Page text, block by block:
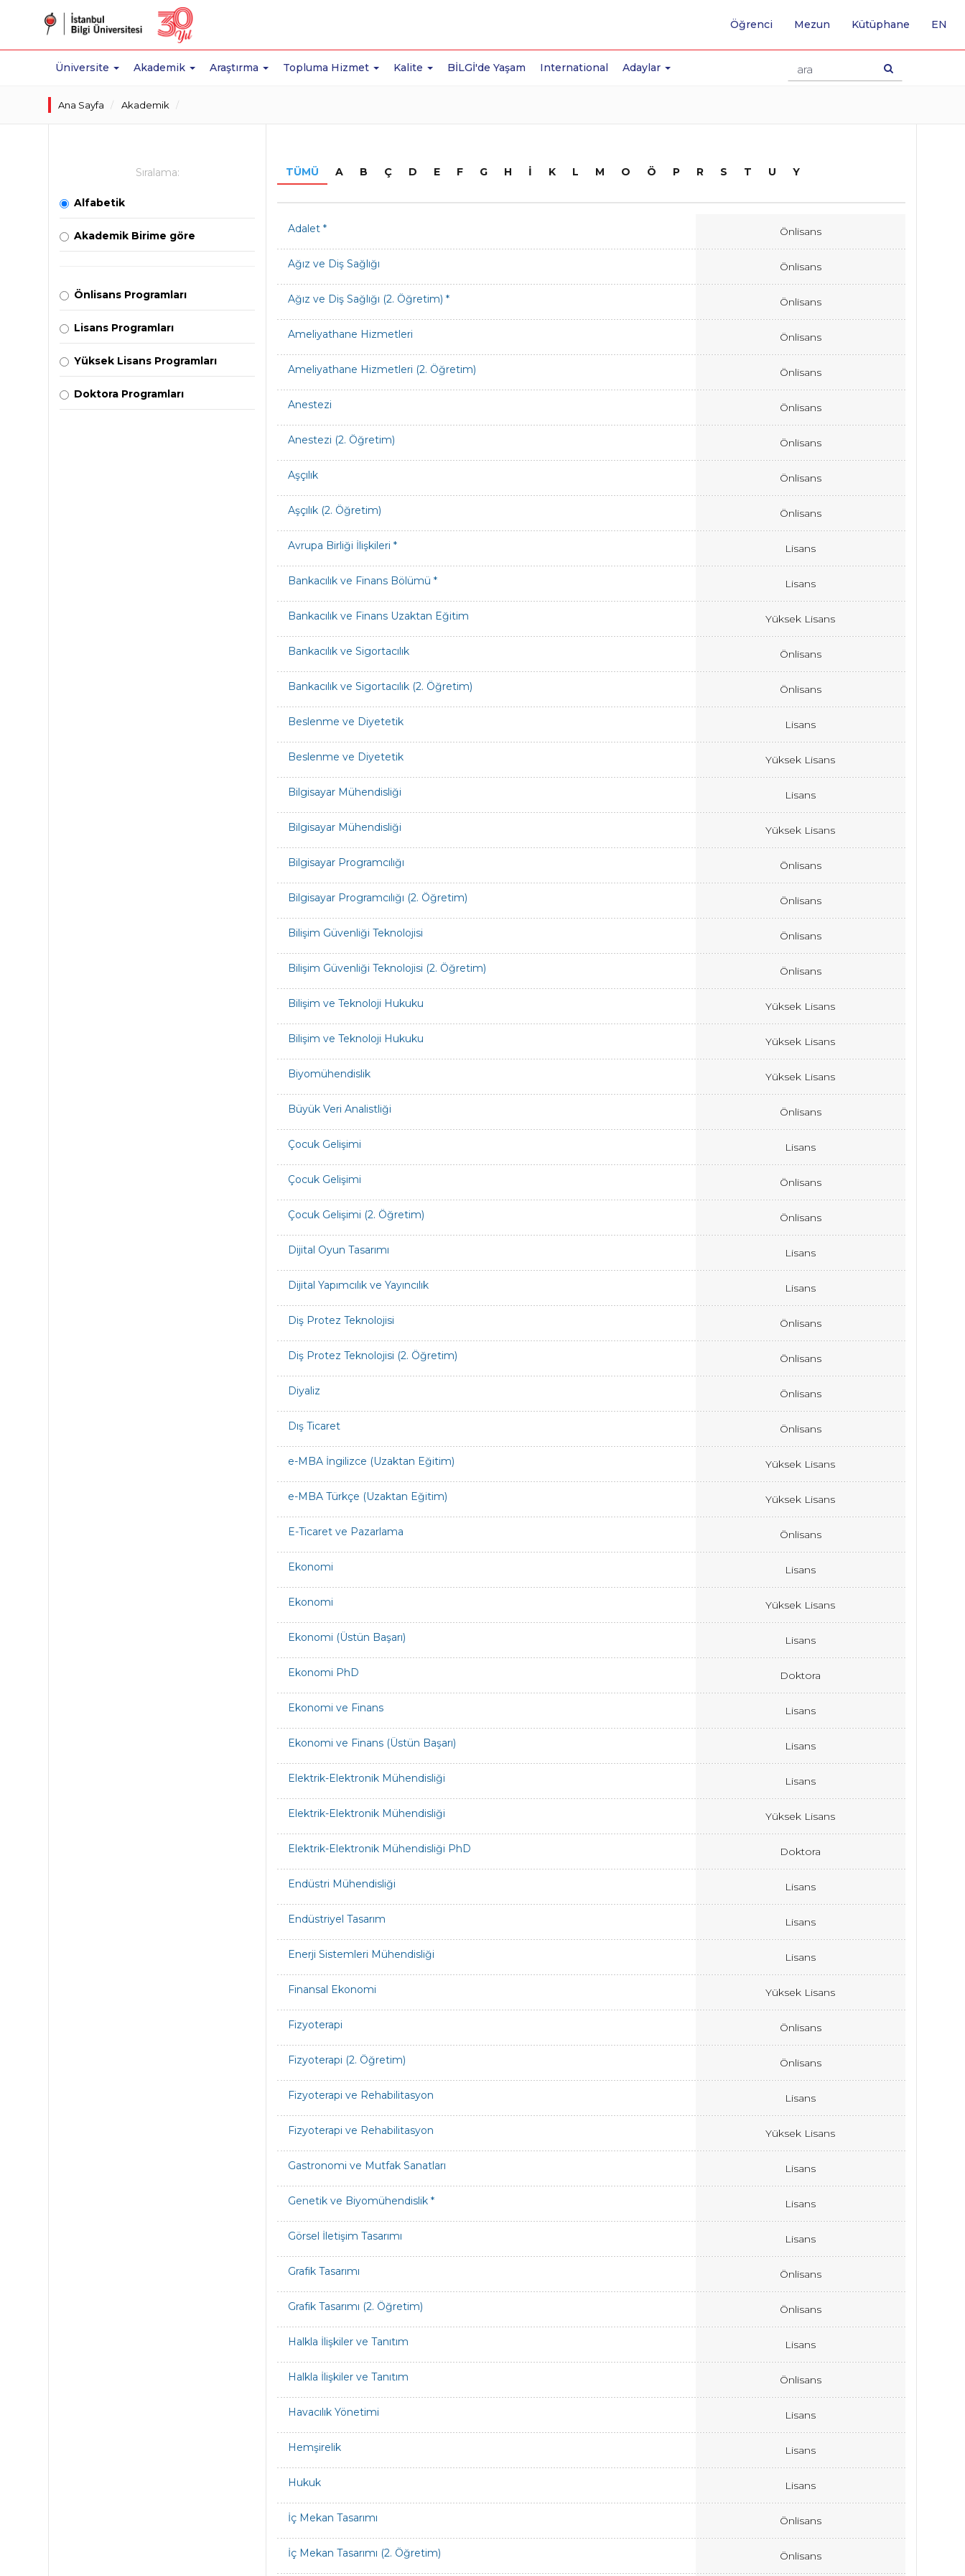
Üniversite Akademik Araştırma Topluma Hizmet Kalite BİLGİ'de Yaşam International Adaylar
Öğrenci Mezun Kütüphane EN
Ana Sayfa Akademik
Sıralama:
Alfabetik
Akademik Birime göre
Önlisans Programları
Lisans Programları
Yüksek Lisans Programları
Doktora Programları
TÜMÜ A B Ç D E F G H İ K L M O Ö P R S T U Y
Adalet * Önlisans
Ağız ve Diş Sağlığı Önlisans
Ağız ve Diş Sağlığı (2. Öğretim) * Önlisans
Ameliyathane Hizmetleri Önlisans
Ameliyathane Hizmetleri (2. Öğretim) Önlisans
Anestezi Önlisans
Anestezi (2. Öğretim) Önlisans
Aşçılık Önlisans
Aşçılık (2. Öğretim) Önlisans
Avrupa Birliği İlişkileri * Lisans
Bankacılık ve Finans Bölümü * Lisans
Bankacılık ve Finans Uzaktan Eğitim Yüksek Lisans
Bankacılık ve Sigortacılık Önlisans
Bankacılık ve Sigortacılık (2. Öğretim) Önlisans
Beslenme ve Diyetetik Lisans
Beslenme ve Diyetetik Yüksek Lisans
Bilgisayar Mühendisliği Lisans
Bilgisayar Mühendisliği Yüksek Lisans
Bilgisayar Programcılığı Önlisans
Bilgisayar Programcılığı (2. Öğretim) Önlisans
Bilişim Güvenliği Teknolojisi Önlisans
Bilişim Güvenliği Teknolojisi (2. Öğretim) Önlisans
Bilişim ve Teknoloji Hukuku Yüksek Lisans
Bilişim ve Teknoloji Hukuku Yüksek Lisans
Biyomühendislik Yüksek Lisans
Büyük Veri Analistliği Önlisans
Çocuk Gelişimi Lisans
Çocuk Gelişimi Önlisans
Çocuk Gelişimi (2. Öğretim) Önlisans
Dijital Oyun Tasarımı Lisans
Dijital Yapımcılık ve Yayıncılık Lisans
Diş Protez Teknolojisi Önlisans
Diş Protez Teknolojisi (2. Öğretim) Önlisans
Diyaliz Önlisans
Dış Ticaret Önlisans
e-MBA İngilizce (Uzaktan Eğitim) Yüksek Lisans
e-MBA Türkçe (Uzaktan Eğitim) Yüksek Lisans
E-Ticaret ve Pazarlama Önlisans
Ekonomi Lisans
Ekonomi Yüksek Lisans
Ekonomi (Üstün Başarı) Lisans
Ekonomi PhD Doktora
Ekonomi ve Finans Lisans
Ekonomi ve Finans (Üstün Başarı) Lisans
Elektrik-Elektronik Mühendisliği Lisans
Elektrik-Elektronik Mühendisliği Yüksek Lisans
Elektrik-Elektronik Mühendisliği PhD Doktora
Endüstri Mühendisliği Lisans
Endüstriyel Tasarım Lisans
Enerji Sistemleri Mühendisliği Lisans
Finansal Ekonomi Yüksek Lisans
Fizyoterapi Önlisans
Fizyoterapi (2. Öğretim) Önlisans
Fizyoterapi ve Rehabilitasyon Lisans
Fizyoterapi ve Rehabilitasyon Yüksek Lisans
Gastronomi ve Mutfak Sanatları Lisans
Genetik ve Biyomühendislik * Lisans
Görsel İletişim Tasarımı Lisans
Grafik Tasarımı Önlisans
Grafik Tasarımı (2. Öğretim) Önlisans
Halkla İlişkiler ve Tanıtım Lisans
Halkla İlişkiler ve Tanıtım Önlisans
Havacılık Yönetimi Lisans
Hemşirelik Lisans
Hukuk Lisans
İç Mekan Tasarımı Önlisans
İç Mekan Tasarımı (2. Öğretim) Önlisans